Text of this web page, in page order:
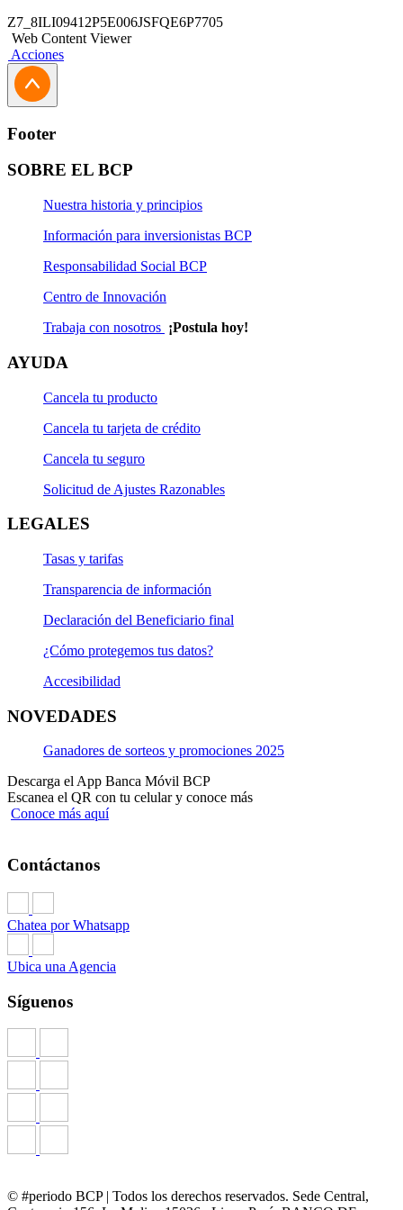
también se publicará la lista oficial en la web de
Promociones BCP para que todos puedan consultarla.
Z7_8ILI09412P5E006JSFQE6P7705
Web Content Viewer
Acciones
Footer
SOBRE EL BCP
Nuestra historia y principios
Información para inversionistas BCP
Responsabilidad Social BCP
Centro de Innovación
Trabaja con nosotros ¡Postula hoy!
AYUDA
Cancela tu producto
Cancela tu tarjeta de crédito
Cancela tu seguro
Solicitud de Ajustes Razonables
LEGALES
Tasas y tarifas
Transparencia de información
Declaración del Beneficiario final
¿Cómo protegemos tus datos?
Accesibilidad
NOVEDADES
Ganadores de sorteos y promociones 2025
Descarga el App Banca Móvil BCP
Escanea el QR con tu celular y conoce más
Conoce más aquí
Contáctanos
Chatea por Whatsapp
Ubica una Agencia
Síguenos
© #periodo BCP | Todos los derechos reservados. Sede Central,